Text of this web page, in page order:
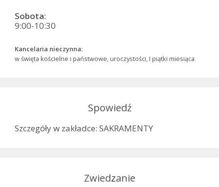
Sobota:
9:00-10:30
Kancelaria nieczynna:
w święta kościelne i państwowe, uroczystości, I piątki miesiąca
Spowiedź
Szczegóły w zakładce: SAKRAMENTY
Zwiedzanie